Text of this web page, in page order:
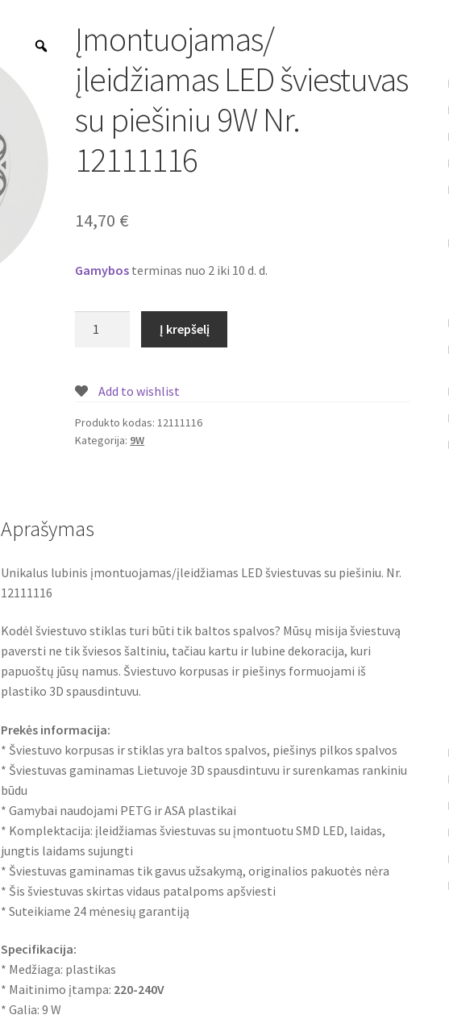
Įmontuojamas/
įleidžiamas LED šviestuvas
su piešiniu 9W Nr.
12111116
14,70 €
Gamybos terminas nuo 2 iki 10 d. d.
LED
šviestuvas
su
12111116
Į krepšelį
Add to wishlist
Produkto kodas:12111116
Kategorija: 9W
Aprašymas
Unikalus lubinis įmontuojamas/įleidžiamas LED šviestuvas su piešiniu. Nr.
12111116
Kodėl šviestuvo stiklas turi būti tik baltos spalvos? Mūsų misija šviestuvą
paversti ne tik šviesos šaltiniu, tačiau kartu ir lubine dekoracija, kuri
papuoštų jūsų namus. Šviestuvo korpusas ir piešinys formuojami iš
plastiko 3D spausdintuvu.
Prekės informacija:
* Šviestuvo korpusas ir stiklas yra baltos spalvos, piešinys pilkos spalvos
* Šviestuvas gaminamas Lietuvoje 3D spausdintuvu ir surenkamas rankiniu
būdu
* Gamybai naudojami PETG ir ASA plastikai
* Komplektacija: įleidžiamas šviestuvas su įmontuotu SMD LED, laidas,
jungtis laidams sujungti
* Šviestuvas gaminamas tik gavus užsakymą, originalios pakuotės nėra
* Šis šviestuvas skirtas vidaus patalpoms apšviesti
* Suteikiame 24 mėnesių garantiją
Specifikacija:
* Medžiaga: plastikas
* Maitinimo įtampa: 220-240V
* Galia: 9 W